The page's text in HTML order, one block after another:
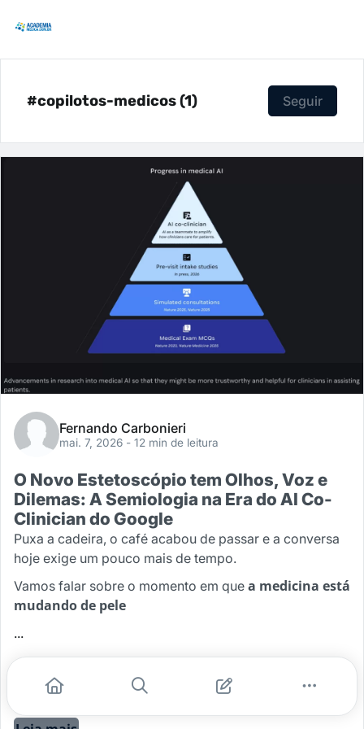
#copilotos-medicos (1) Seguir
Fernando Carbonieri
mai. 7, 2026 - 12 min de leitura
O Novo Estetoscópio tem Olhos, Voz e
Dilemas: A Semiologia na Era do AI Co-
Clinician do Google
Puxa a cadeira, o café acabou de passar e a conversa
hoje exige um pouco mais de tempo.
Vamos falar sobre o momento em que a medicina está
mudando de pele
...
#propedeutica digital
#copilotos medicos